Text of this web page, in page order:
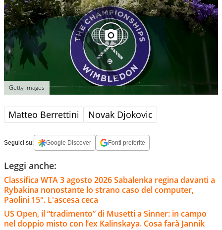
Getty Images
Matteo Berrettini Novak Djokovic
Seguici su: Google Discover Fonti preferite
Leggi anche:
Classifica WTA 3 agosto 2026 Sabalenka regina davanti a
Rybakina nonostante lo strano caso del computer,
Paolini 15°. L'ascesa ceca
US Open, il “tradimento” di Musetti a Sinner: in campo
nel doppio misto con l’ex Kalinskaya. Cosa farà Jannik